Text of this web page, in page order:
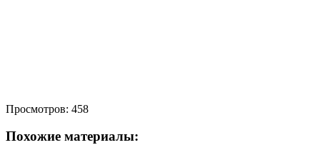
Просмотров: 458
Похожие материалы: